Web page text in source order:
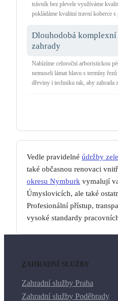
trávník bez plevele využíváme
pokládáme kvalitní travní koberce s
Dlouhodobá komplexní
zahrady
Nabízíme celoroční arboristickou
nemuseli lámat hlavu s termíny
dřeviny i techniku tak, aby zahrada
Vedle pravidelné údržby
také občasnou renovaci
okresu Nymburk vymalují
Úmyslovicích, ale také
Profesionální přístup,
vysoké standardy
ZAHRADNÍ SLUŽBY
Zahradní služby Praha
Zahradní služby Poděbrady